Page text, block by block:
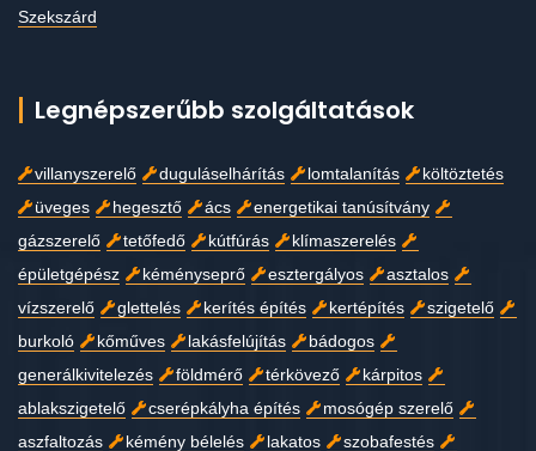
Szekszárd
Legnépszerűbb szolgáltatások
villanyszerelő duguláselhárítás lomtalanítás
költöztetés
üveges
hegesztő ács
energetikai tanúsítvány
gázszerelő
tetőfedő kútfúrás
klímaszerelés
épületgépész
kéményseprő esztergályos
asztalos
vízszerelő
glettelés kerítés építés kertépítés
szigetelő
burkoló
kőműves lakásfelújítás
bádogos
generálkivitelezés
földmérő térkövező
kárpitos
ablakszigetelő
cserépkályha építés
mosógép szerelő
aszfaltozás
kémény bélelés lakatos
szobafestés